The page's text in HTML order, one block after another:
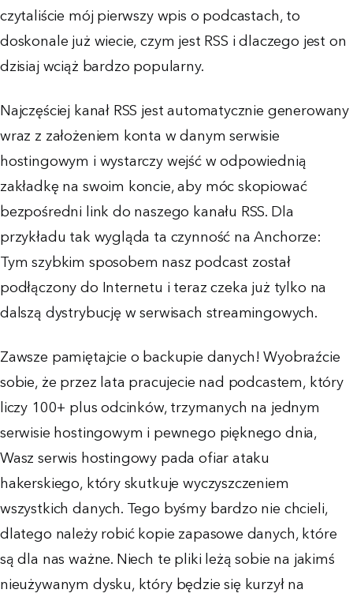
czytaliście mój pierwszy wpis o podcastach, to
doskonale już wiecie, czym jest RSS i dlaczego jest on
dzisiaj wciąż bardzo popularny.
Najczęściej kanał RSS jest automatycznie generowany
wraz z założeniem konta w danym serwisie
hostingowym i wystarczy wejść w odpowiednią
zakładkę na swoim koncie, aby móc skopiować
bezpośredni link do naszego kanału RSS. Dla
przykładu tak wygląda ta czynność na Anchorze:
Tym szybkim sposobem nasz podcast został
podłączony do Internetu i teraz czeka już tylko na
dalszą dystrybucję w serwisach streamingowych.
Zawsze pamiętajcie o backupie danych! Wyobraźcie
sobie, że przez lata pracujecie nad podcastem, który
liczy 100+ plus odcinków, trzymanych na jednym
serwisie hostingowym i pewnego pięknego dnia,
Wasz serwis hostingowy pada ofiar ataku
hakerskiego, który skutkuje wyczyszczeniem
wszystkich danych. Tego byśmy bardzo nie chcieli,
dlatego należy robić kopie zapasowe danych, które
są dla nas ważne. Niech te pliki leżą sobie na jakimś
nieużywanym dysku, który będzie się kurzył na